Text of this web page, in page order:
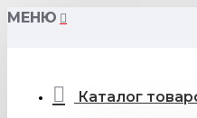
МЕНЮ
Каталог